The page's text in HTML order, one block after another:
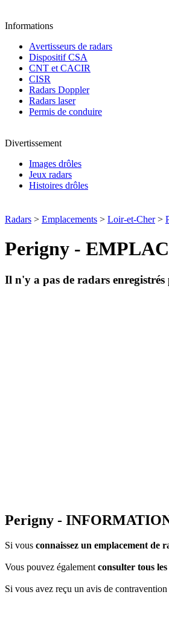
Informations
Avertisseurs de radars
Dispositif CSA
CNT et CACIR
CISR
Radars Doppler
Radars laser
Permis de conduire
Divertissement
Images drôles
Jeux radars
Histoires drôles
Radars > Emplacements > Loir-et-Cher>
Perigny -
Il n'y a pas de radars
Perigny -
Si vous connaissez un emplacement de
Vous pouvez égalementconsulter tous les
Si vous avez reçu un avis de